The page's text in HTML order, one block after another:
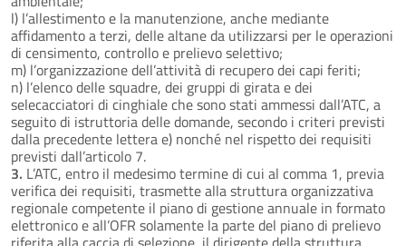
l) l’allestimento e la manutenzione, anche mediante
affidamento a terzi, delle altane da utilizzarsi per le operazioni
di censimento, controllo e prelievo selettivo;
m) l’organizzazione dell’attività di recupero dei capi feriti;
n) l’elenco delle squadre, dei gruppi di girata e dei
selecacciatori di cinghiale che sono stati ammessi dall’ATC, a
seguito di istruttoria delle domande, secondo i criteri previsti
dalla precedente lettera e) nonché nel rispetto dei requisiti
previsti dall’articolo 7.
3. L’ATC, entro il medesimo termine di cui al comma 1, previa
verifica dei requisiti, trasmette alla struttura organizzativa
regionale competente il piano di gestione annuale in formato
elettronico e all’OFR solamente la parte del piano di prelievo